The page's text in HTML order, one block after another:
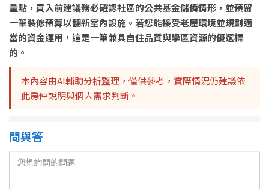
量點，買入前建議務必確認社區的公共基金儲備情形，並預留
一筆裝修預算以翻新室內設施。若您能接受老屋環境並規劃適
當的資金運用，這是一筆兼具自住品質與學區資源的優選標
的。
本內容由AI輔助分析整理，僅供參考，實際情況仍建議依
此房仲說明與個人需求判斷。
問與答